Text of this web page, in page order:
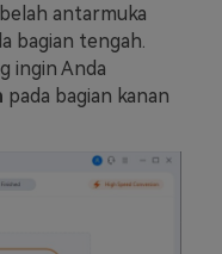
antarmuka
bagian tengah.
ingin Anda
pada bagian kanan